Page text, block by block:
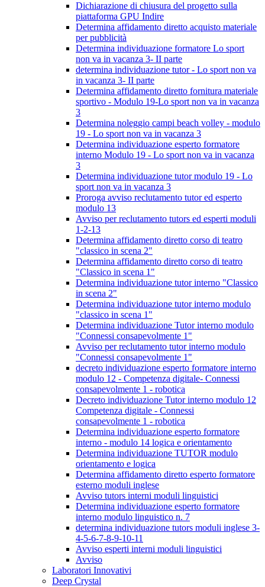
Dichiarazione di chiusura del progetto sulla
piattaforma GPU Indire
Determina affidamento diretto acquisto materiale
per pubblicità
Determina individuazione formatore Lo sport
non va in vacanza 3- II parte
determina individuazione tutor - Lo sport non va
in vacanza 3- II parte
Determina affidamento diretto fornitura materiale
sportivo - Modulo 19-Lo sport non va in vacanza
3
Determina noleggio campi beach volley - modulo
19 - Lo sport non va in vacanza 3
Determina individuazione esperto formatore
interno Modulo 19 - Lo sport non va in vacanza
3
Determina individuazione tutor modulo 19 - Lo
sport non va in vacanza 3
Proroga avviso reclutamento tutor ed esperto
modulo 13
Avviso per reclutamento tutors ed esperti moduli
1-2-13
Determina affidamento diretto corso di teatro
"classico in scena 2"
Determina affidamento diretto corso di teatro
"Classico in scena 1"
Determina individuazione tutor interno "Classico
in scena 2"
Determina individuazione tutor interno modulo
"classico in scena 1"
Determina individuazione Tutor interno modulo
"Connessi consapevolmente 1"
Avviso per reclutamento tutor interno modulo
"Connessi consapevolmente 1"
decreto individuazione esperto formatore interno
modulo 12 - Competenza digitale- Connessi
consapevolmente 1 - robotica
Decreto individuazione Tutor interno modulo 12
Competenza digitale - Connessi
consapevolmente 1 - robotica
Determina individuazione esperto formatore
interno - modulo 14 logica e orientamento
Determina individuazione TUTOR modulo
orientamento e logica
Determina affidamento diretto esperto formatore
esterno moduli inglese
Avviso tutors interni moduli linguistici
Determina individuazione esperto formatore
interno modulo linguistico n. 7
determina individuazione tutors moduli inglese 3-
4-5-6-7-8-9-10-11
Avviso esperti interni moduli linguistici
Avviso
Laboratori Innovativi
Deep Crystal